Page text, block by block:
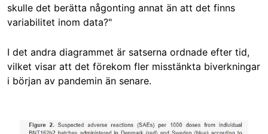
skulle det berätta någonting annat än att det finns
variabilitet inom data?"
I det andra diagrammet är satserna ordnade efter tid,
vilket visar att det förekom fler misstänkta biverkningar
i början av pandemin än senare.
Image